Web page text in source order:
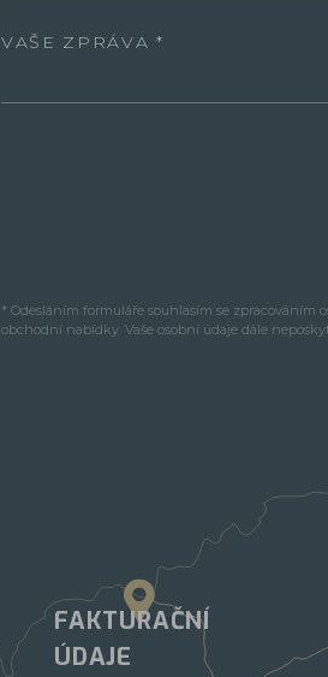
VAŠE ZPRÁVA
* Odesláním formuláře souhlasím se zpracováním
obchodní nabídky. Vaše osobní údaje dále
FAKTURAČNÍ
ÚDAJE